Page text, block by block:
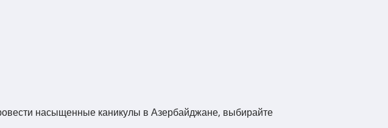
насыщенные каникулы в Азербайджане, выбирайте